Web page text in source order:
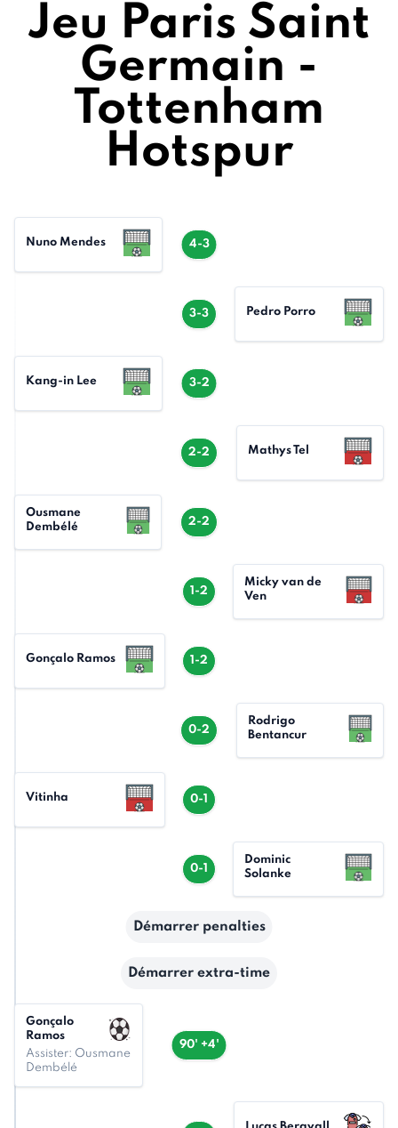
Jeu Paris Saint
Germain -
Tottenham
Hotspur
4-3
Nuno Mendes
3-3 Pedro Porro
3-2
Kang-in Lee
2-2 Mathys Tel
2-2
Ousmane
Dembélé
1-2
Micky van de
Ven
1-2
Gonçalo Ramos
0-2
Rodrigo
Bentancur
0-1
Vitinha
0-1
Dominic
Solanke
Démarrer penalties
Démarrer extra-time
90' +4'
Gonçalo
Ramos
Assister: Ousmane
Dembélé